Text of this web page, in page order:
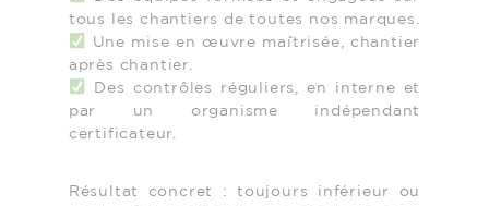
tous les chantiers de toutes nos marques.
Une mise en œuvre maîtrisée, chantier
après chantier.
Des contrôles réguliers, en interne et
par un organisme indépendant
certificateur.
Résultat concret : toujours inférieur ou